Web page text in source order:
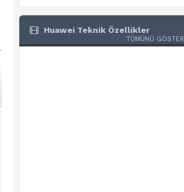
Huawei Teknik Özellikler
TÜMÜNÜ GÖSTER